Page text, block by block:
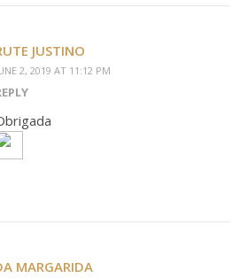
JUSTINO
2, 2019 AT 11:12 PM
MARGARIDA